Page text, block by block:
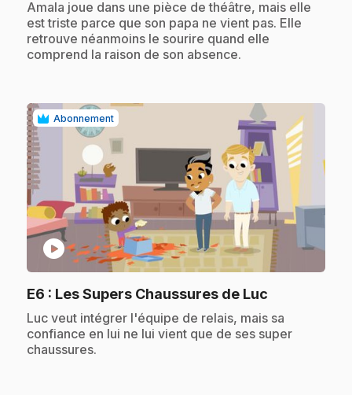
.Amala joue dans une pièce de théâtre, mais elle
est triste parce que son papa ne vient pas. Elle
retrouve néanmoins le sourire quand elle
comprend la raison de son absence.
Abonnement
play_circle
E6 : Les Supers Chaussures de Luc
.Luc veut intégrer l'équipe de relais, mais sa
confiance en lui ne lui vient que de ses super
chaussures.